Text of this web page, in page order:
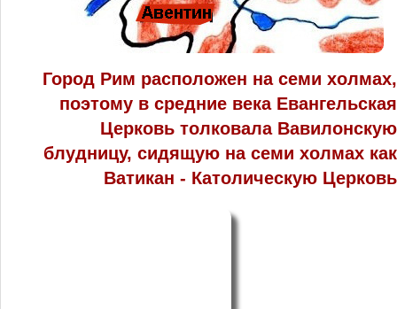
Город Рим расположен на семи холмах,
поэтому в средние века Евангельская
Церковь толковала Вавилонскую
блудницу, сидящую на семи холмах как
Ватикан - Католическую Церковь